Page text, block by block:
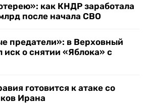
как КНДР заработала
после начала СВО
предатели»: в Верховный
о снятии «Яблока» с
готовится к атаке со
Ирана